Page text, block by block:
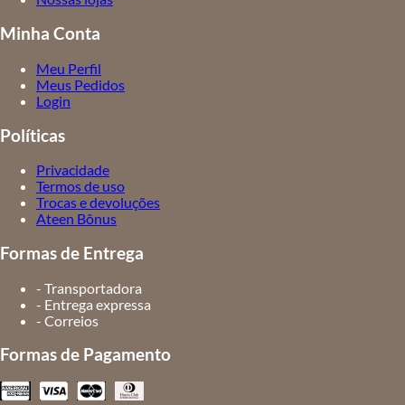
Minha Conta
Meu Perfil
Meus Pedidos
Login
Políticas
Privacidade
Termos de uso
Trocas e devoluções
Ateen Bônus
Formas de Entrega
- Transportadora
- Entrega expressa
- Correios
Formas de Pagamento